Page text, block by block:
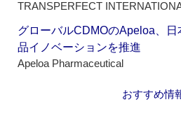
TRANSPERFECT
グローバルCDMOのApeloa、
品イノベーションを推進
Apeloa Pharmaceutical
おすすめ情